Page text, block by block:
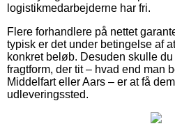
logistikmedarbejderne har fri.
Flere forhandlere på nettet
typisk er det under betingelse af
konkret beløb. Desuden skulle
fragtform, der tit – hvad end man
Middelfart eller Aars – er at få
udleveringssted.